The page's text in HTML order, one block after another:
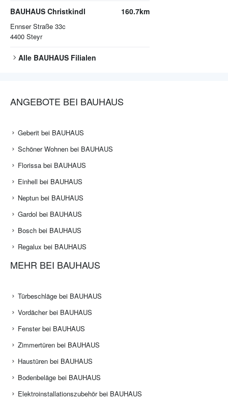
BAUHAUS Christkindl
Ennser Straße 33c
4400 Steyr
160.7km
Alle BAUHAUS Filialen
ANGEBOTE BEI BAUHAUS
Geberit bei BAUHAUS
Schöner Wohnen bei BAUHAUS
Florissa bei BAUHAUS
Einhell bei BAUHAUS
Neptun bei BAUHAUS
Gardol bei BAUHAUS
Bosch bei BAUHAUS
Regalux bei BAUHAUS
MEHR BEI BAUHAUS
Türbeschläge bei BAUHAUS
Vordächer bei BAUHAUS
Fenster bei BAUHAUS
Zimmertüren bei BAUHAUS
Haustüren bei BAUHAUS
Bodenbeläge bei BAUHAUS
Elektroinstallationszubehör bei BAUHAUS